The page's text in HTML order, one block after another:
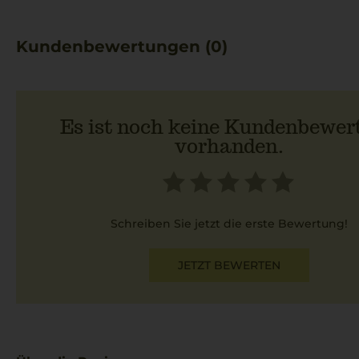
Kundenbewertungen (0)
Es ist noch keine
vorhanden.
Schreiben Sie jetzt die erste Bewertung!
JETZT BEWERTEN